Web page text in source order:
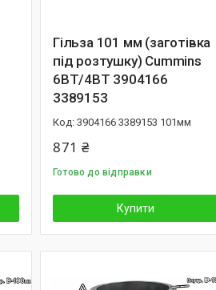
Гільза 101 мм (заготівка
під розтушку) Cummins
6BT/4BT 3904166
3389153
3904166 3389153 101мм
871 ₴
Готово до відправки
Купити